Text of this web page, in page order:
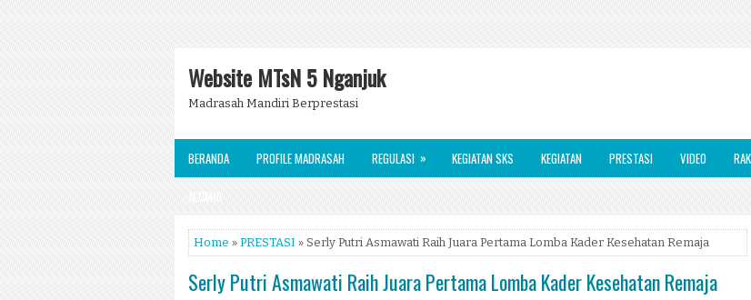
Website MTsN 5 Nganjuk
Madrasah Mandiri Berprestasi
BERANDA PROFILE MADRASAH REGULASI » KEGIATAN SKS KEGIATAN PRESTASI VIDEO
ALUMNI
Home » PRESTASI » Serly Putri Asmawati Raih Juara Pertama Lomba Kader Kesehatan Remaja
Serly Putri Asmawati Raih Juara Pertama Lomba Kader Kesehatan Remaja